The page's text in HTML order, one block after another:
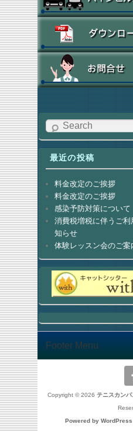
Search
最近の投稿
料金改定のご挨拶
料金改定のご挨拶
感染予防対策について
消費税増税に伴うご利
知らせ
体験レッスン会のご案
Copyright © 2026 テニスカン
Powered by WordPress